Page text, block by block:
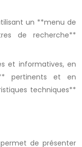
un **menu de
de recherche**
et informatives, en
pertinents et en
techniques**
de présenter